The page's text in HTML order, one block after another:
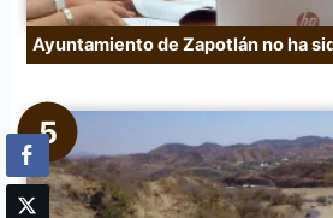
Ayuntamiento de Zapotlán no ha